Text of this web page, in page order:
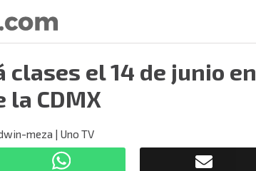
clases el 14 de junio en
la CDMX
meza | Uno TV